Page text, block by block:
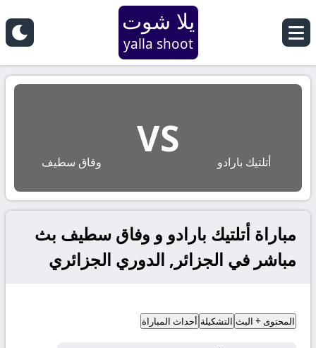
يلا شوت
yalla shoot
أتلتيك بارادو
VS
وفاق سطيف
مباراة أتلتيك بارادو و وفاق سطيف بث
مباشر في الجزائر, الدوري الجزائري
المحتوى + البث التشكيلة أحداث المباراة